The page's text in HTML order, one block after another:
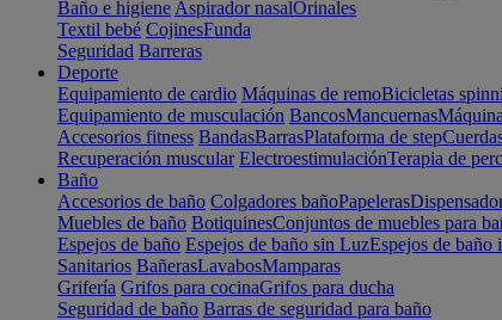
Baño e higiene Aspirador nasalOrinales
Textil bebé CojinesFunda
Seguridad Barreras
Deporte
Equipamiento de cardio Máquinas de remoBicicletas
Equipamiento de musculación BancosMancuernas
Accesorios fitness BandasBarrasPlataforma de step
Recuperación muscular ElectroestimulaciónTerapia de
Baño
Accesorios de baño Colgadores bañoPapeleras
Muebles de baño BotiquinesConjuntos de muebles para
Espejos de baño Espejos de baño sin LuzEspejos de baño
Sanitarios BañerasLavabosMamparas
Grifería Grifos para cocinaGrifos para ducha
Seguridad de baño Barras de seguridad para baño